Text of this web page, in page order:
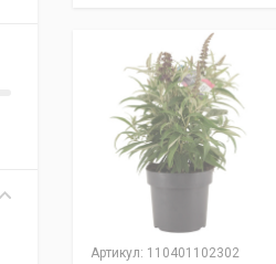
Артикул: 110401102302